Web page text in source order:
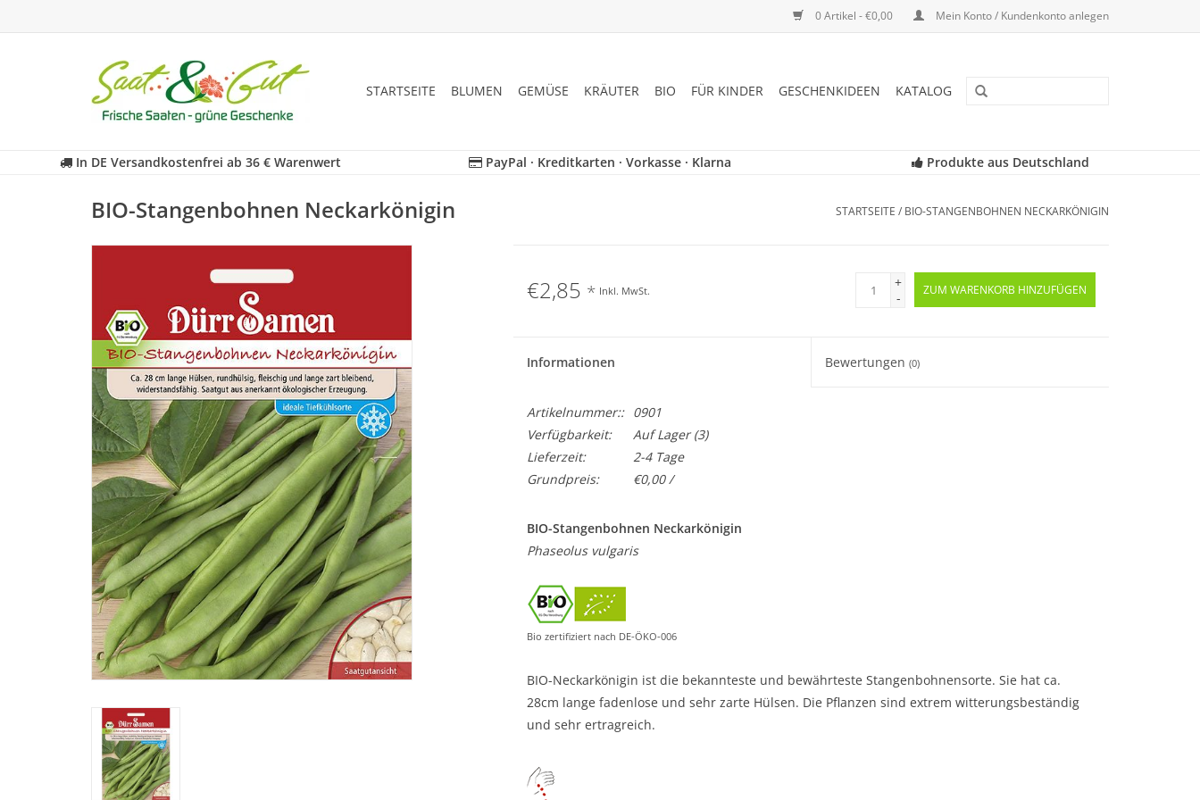
0 Artikel - €0,00 Mein Konto / Kundenkonto anlegen
STARTSEITE BLUMEN GEMÜSE KRÄUTER BIO FÜR KINDER GESCHENKIDEEN KATALOG
In DE Versandkostenfrei ab 36 € Warenwert PayPal · Kreditkarten · Vorkasse · Klarna Produkte aus Deutschland
BIO-Stangenbohnen Neckarkönigin STARTSEITE / BIO-STANGENBOHNEN NECKARKÖNIGIN
€2,85 * Inkl. MwSt.
+
-
ZUM WARENKORB HINZUFÜGEN
Informationen Bewertungen(0)
Artikelnummer::
0901
Verfügbarkeit:
Auf Lager(3)
Lieferzeit:
2-4 Tage
Grundpreis:
€0,00 /
BIO-Stangenbohnen Neckarkönigin
Phaseolus vulgaris
Bio zertifiziert nach DE-ÖKO-006
BIO-Neckarkönigin ist die bekannteste und bewährteste Stangenbohnensorte. Sie hat ca.
28cm lange fadenlose und sehr zarte Hülsen. Die Pflanzen sind extrem witterungsbeständig
und sehr ertragreich.